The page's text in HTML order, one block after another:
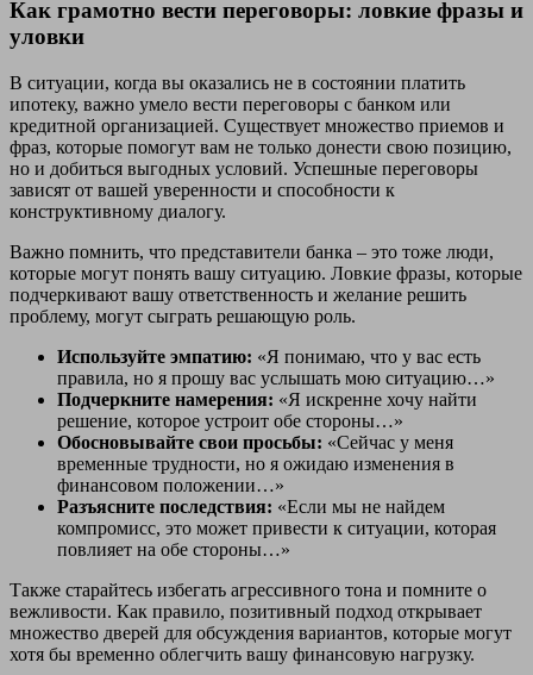
Как грамотно вести переговоры: ловкие фразы и
уловки
В ситуации, когда вы оказались не в состоянии платить
ипотеку, важно умело вести переговоры с банком или
кредитной организацией. Существует множество приемов и
фраз, которые помогут вам не только донести свою позицию,
но и добиться выгодных условий. Успешные переговоры
зависят от вашей уверенности и способности к
конструктивному диалогу.
Важно помнить, что представители банка – это тоже люди,
которые могут понять вашу ситуацию. Ловкие фразы, которые
подчеркивают вашу ответственность и желание решить
проблему, могут сыграть решающую роль.
Используйте эмпатию: «Я понимаю, что у вас есть
правила, но я прошу вас услышать мою ситуацию…»
Подчеркните намерения: «Я искренне хочу найти
решение, которое устроит обе стороны…»
Обосновывайте свои просьбы: «Сейчас у меня
временные трудности, но я ожидаю изменения в
финансовом положении…»
Разъясните последствия: «Если мы не найдем
компромисс, это может привести к ситуации, которая
повлияет на обе стороны…»
Также старайтесь избегать агрессивного тона и помните о
вежливости. Как правило, позитивный подход открывает
множество дверей для обсуждения вариантов, которые могут
хотя бы временно облегчить вашу финансовую нагрузку.